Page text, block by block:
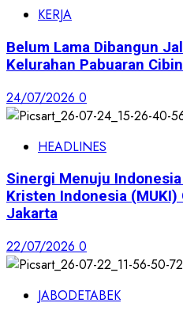
KERJA
Belum Lama Dibangun
Kelurahan Pabuaran
24/07/2026 0
HEADLINES
Sinergi Menuju
Kristen Indonesia (MUKI)
Jakarta
22/07/2026 0
JABODETABEK